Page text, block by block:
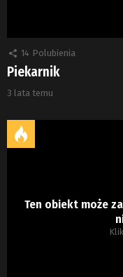
14 Polubienia
Piekarnik
3 lata temu
Ten obiekt może